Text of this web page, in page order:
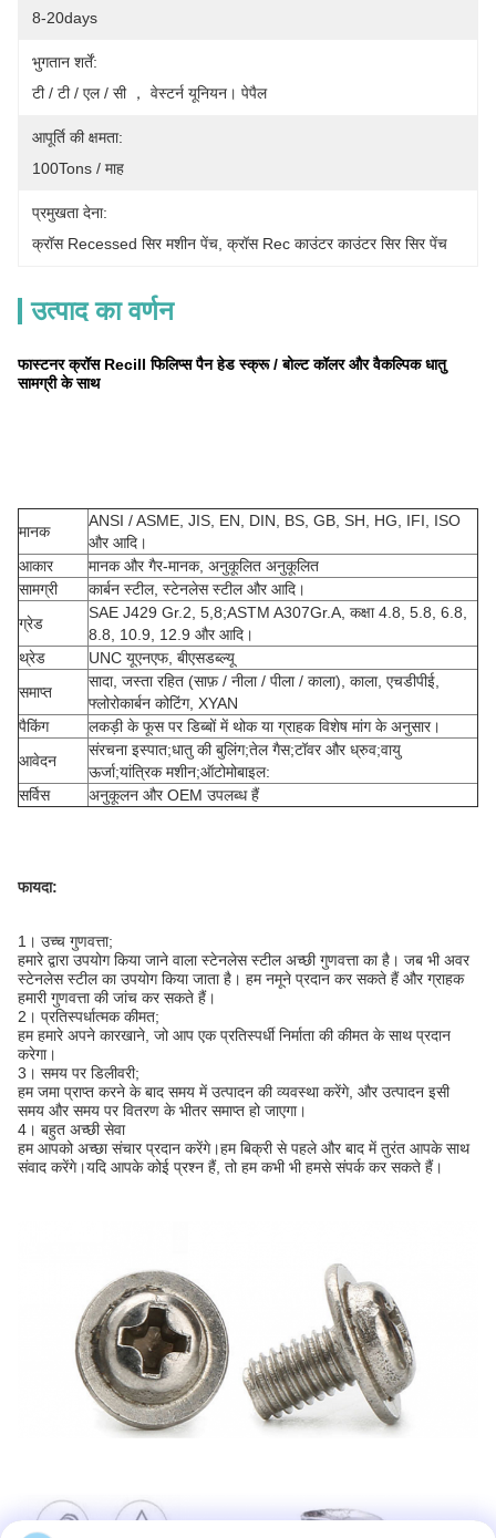
8-20days
भुगतान शर्तें:
टी / टी / एल / सी ， वेस्टर्न यूनियन। पेपैल
आपूर्ति की क्षमता:
100Tons / माह
प्रमुखता देना:
क्रॉस Recessed सिर मशीन पेंच क्रॉस Rec काउंटर काउंटर सिर सिर पेंच
उत्पाद का वर्णन
फास्टनर क्रॉस Recill फिलिप्स पैन हेड स्क्रू / बोल्ट कॉलर और वैकल्पिक धातु
सामग्री के साथ
मानक
ANSI / ASME, JIS, EN, DIN, BS, GB, SH, HG, IFI, ISO
और आदि।
आकार
मानक और गैर-मानक, अनुकूलित अनुकूलित
सामग्री
कार्बन स्टील, स्टेनलेस स्टील और आदि।
ग्रेड
SAE J429 Gr.2, 5,8;ASTM A307Gr.A, कक्षा 4.8, 5.8, 6.8,
8.8, 10.9, 12.9 और आदि।
थ्रेड
UNC यूएनएफ, बीएसडब्ल्यू
समाप्त
सादा, जस्ता रहित (साफ़ / नीला / पीला / काला), काला, एचडीपीई,
फ्लोरोकार्बन कोटिंग, XYAN
पैकिंग
लकड़ी के फूस पर डिब्बों में थोक या ग्राहक विशेष मांग के अनुसार।
आवेदन
संरचना इस्पात;धातु की बुलिंग;तेल गैस;टॉवर और ध्रुव;वायु
ऊर्जा;यांत्रिक मशीन;ऑटोमोबाइल:
सर्विस
अनुकूलन और OEM उपलब्ध हैं
फायदा:
1। उच्च गुणवत्ता;
हमारे द्वारा उपयोग किया जाने वाला स्टेनलेस स्टील अच्छी गुणवत्ता का है। जब भी अवर
स्टेनलेस स्टील का उपयोग किया जाता है। हम नमूने प्रदान कर सकते हैं और ग्राहक
हमारी गुणवत्ता की जांच कर सकते हैं।
2। प्रतिस्पर्धात्मक कीमत;
हम हमारे अपने कारखाने, जो आप एक प्रतिस्पर्धी निर्माता की कीमत के साथ प्रदान
करेगा।
3। समय पर डिलीवरी;
हम जमा प्राप्त करने के बाद समय में उत्पादन की व्यवस्था करेंगे, और उत्पादन इसी
समय और समय पर वितरण के भीतर समाप्त हो जाएगा।
4। बहुत अच्छी सेवा
हम आपको अच्छा संचार प्रदान करेंगे।हम बिक्री से पहले और बाद में तुरंत आपके साथ
संवाद करेंगे।यदि आपके कोई प्रश्न हैं, तो हम कभी भी हमसे संपर्क कर सकते हैं।